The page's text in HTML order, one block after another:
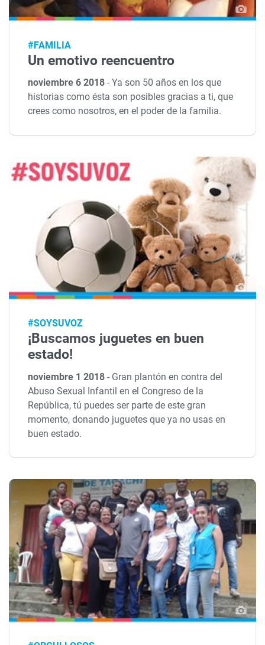
#FAMILIA
Un emotivo reencuentro
noviembre 6 2018-Ya son 50 años en los que
historias como ésta son posibles gracias a ti, que
crees como nosotros, en el poder de la familia.
#SOYSUVOZ
¡Buscamos juguetes en buen
estado!
noviembre 1 2018- Gran plantón en contra del
Abuso Sexual Infantil en el Congreso de la
República, tú puedes ser parte de este gran
momento, donando juguetes que ya no usas en
buen estado.